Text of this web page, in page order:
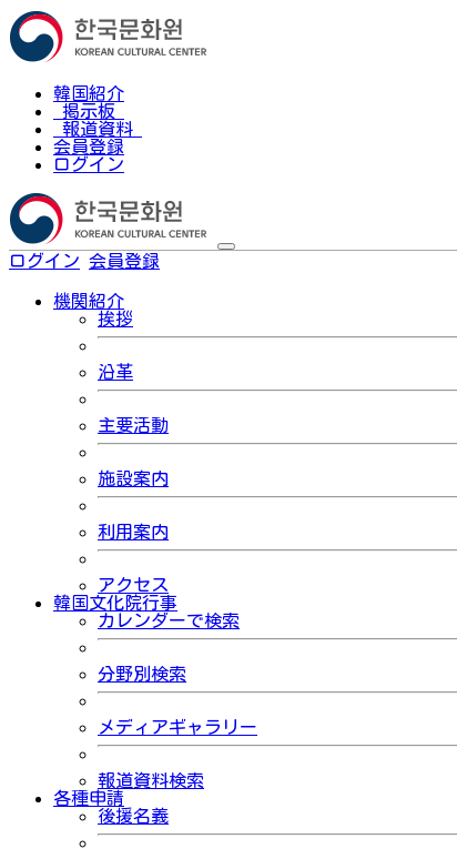
韓国紹介
掲示板
報道資料
会員登録
ログイン
ログイン 会員登録
機関紹介
挨拶
沿革
主要活動
施設案内
利用案内
アクセス
韓国文化院行事
カレンダーで検索
分野別検索
メディアギャラリー
報道資料検索
各種申請
後援名義